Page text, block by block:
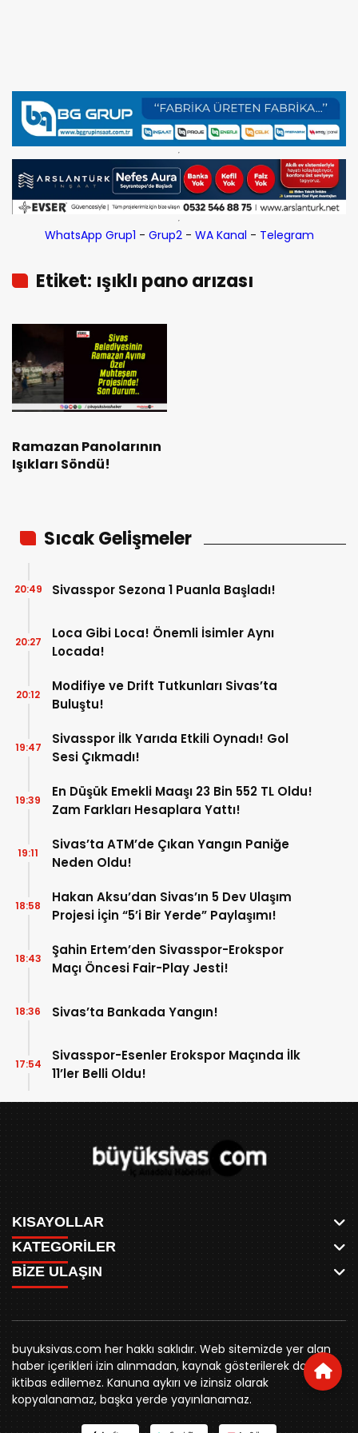
WhatsApp Grup1 - Grup2- WA Kanal - Telegram
Etiket: ışıklı pano arızası
Ramazan Panolarının
Işıkları Söndü!
Sıcak Gelişmeler
Sivasspor Sezona 1 Puanla Başladı!
20:49
Loca Gibi Loca! Önemli İsimler Aynı
Locada!
20:27
Modifiye ve Drift Tutkunları Sivas’ta
Buluştu!
20:12
Sivasspor İlk Yarıda Etkili Oynadı! Gol
Sesi Çıkmadı!
19:47
En Düşük Emekli Maaşı 23 Bin 552 TL Oldu!
Zam Farkları Hesaplara Yattı!
19:39
Sivas’ta ATM’de Çıkan Yangın Paniğe
Neden Oldu!
19:11
Hakan Aksu’dan Sivas’ın 5 Dev Ulaşım
Projesi İçin “5’i Bir Yerde” Paylaşımı!
18:58
Şahin Ertem’den Sivasspor-Erokspor
Maçı Öncesi Fair-Play Jesti!
18:43
Sivas’ta Bankada Yangın!
18:36
Sivasspor-Esenler Erokspor Maçında İlk
11’ler Belli Oldu!
17:54
KISAYOLLAR
ANASAYFA
AKSU CANLI
MEYDAN CANLI
MEDRESELER CANLI
MERAKÜM CANLI
YUKARI TEKKE CANLI
KURUMSAL KİMLİK
REKLAM FİYATLARI
BİZE ULAŞIN
KÜNYE
KATEGORİLER
WHATSAPP
SPOR
SİYASET
BELEDİYE
SİVAS VALİLİĞİ
ÜNİVERSİTE
KURUMLAR
STK
YORUM
BİZE ULAŞIN
0346 221 00 60
buyuksivashaber@gmail.com
Örtülüpınar Mah. İnönü Bulvarı Özkahya Apt. Kat:3 D:7
Sivas
buyuksivas.com her hakkı saklıdır. Web sitemizde yer alan
haber içerikleri izin alınmadan, kaynak gösterilerek dahi
iktibas edilemez. Kanuna aykırı ve izinsiz olarak
kopyalanamaz, başka yerde yayınlanamaz.